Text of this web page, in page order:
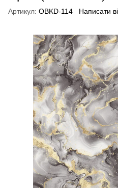
Артикул: OBKD-114 Написати